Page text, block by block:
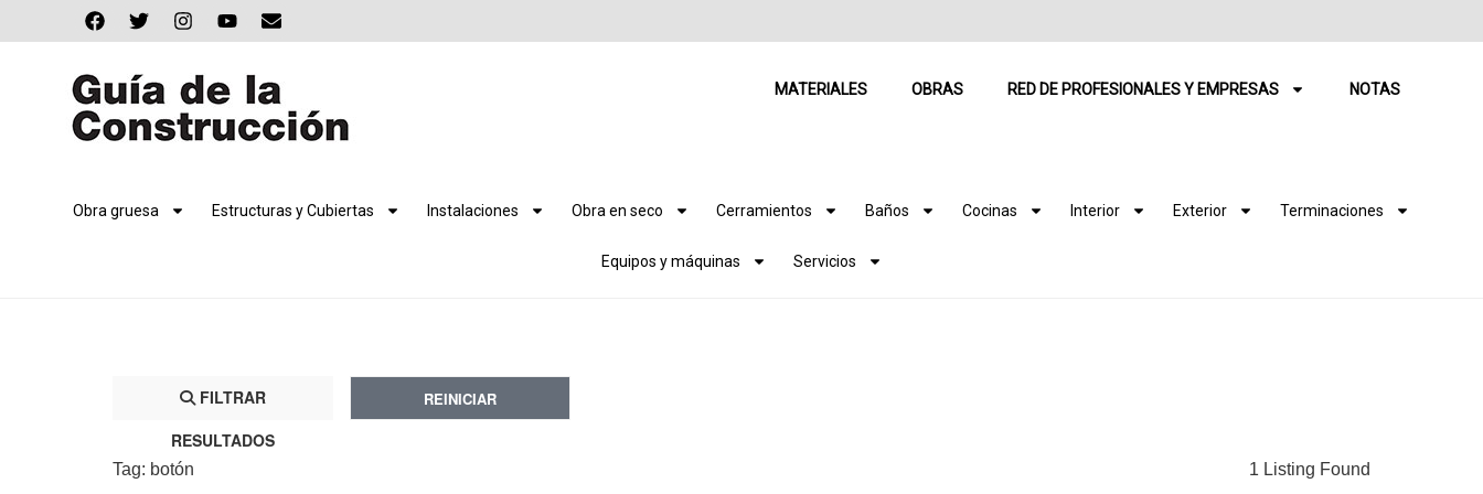
MATERIALES OBRAS RED DE PROFESIONALES Y EMPRESAS NOTAS
Obra gruesa Estructuras y Cubiertas Instalaciones Obra en seco Cerramientos Baños Cocinas Interior Exterior Terminaciones
Equipos y máquinas Servicios
FILTRAR
RESULTADOS
REINICIAR
Tag: botón 1 Listing Found